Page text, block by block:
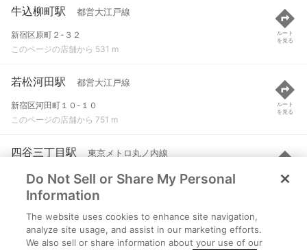
牛込柳町駅 都営大江戸線
新宿区原町２-３２
このページの店舗から 531 m
ルート
を見る
若松河田駅 都営大江戸線
新宿区河田町１０-１０
このページの店舗から 751 m
ルート
を見る
四谷三丁目駅 東京メトロ丸ノ内線
新宿区四谷３-８
このページの店舗から 853 m
ルート
を見る
四ツ谷駅 東京メトロ南北線
新宿区四谷１丁目
Do Not Sell or Share My Personal
Information
The website uses cookies to enhance site navigation,
analyze site usage, and assist in our marketing efforts.
We also sell or share information about your use of our